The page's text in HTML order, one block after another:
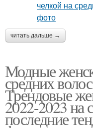
читать дальше →
Модные
средних
Трендовые
2022-2023 на
последние